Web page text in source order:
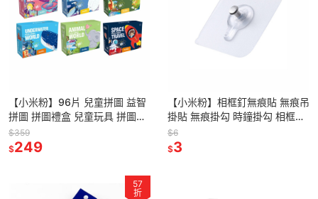
【小米粉】96片 兒童拼圖 益智
拼圖 拼圖禮盒 兒童玩具 拼圖教
具 幼兒拼圖 益智玩具 教具 聖誕
禮物 兒童禮物
$359
$249
【小米粉】相框釘無痕貼 無痕吊
掛貼 無痕掛勾 時鐘掛勾 相框掛
勾 畫框掛勾 牆面無痕貼釘 無痕
釘
$6
$3
57
折